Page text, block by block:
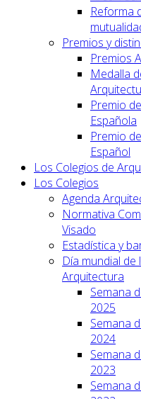
Reforma
Premios y
Premios
Medalla
Premio
Española
Premio
Español
Los Colegios de
Los Colegios
Agenda
Normativa
Visado
Estadística y
Día mundial de
Arquitectura
Semana
2025
Semana
2024
Semana
2023
Semana